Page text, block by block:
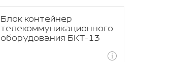
Блок контейнер
телекоммуникационного
оборудования БКТ-13